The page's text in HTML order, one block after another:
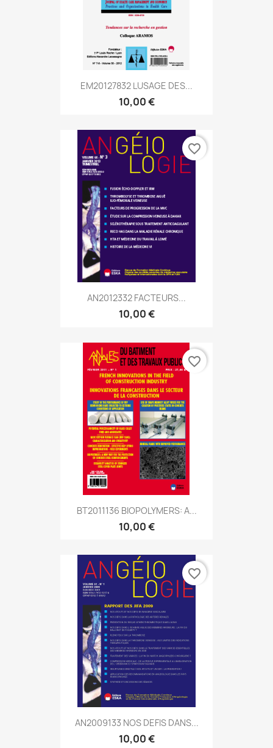
EM20127832 LUSAGE DES...
10,00 €
AN2012332 FACTEURS...
10,00 €
favorite_border
BT2011136 BIOPOLYMERS: A...
10,00 €
favorite_border
AN2009133 NOS DEFIS DANS...
10,00 €
favorite_border